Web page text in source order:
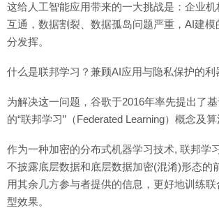
这给人工智能应用带来的一大挑战是：企业
互通，数据割裂、数据孤岛问题严重，AI建
分发挥。
什么是联邦学习？兼顾AI应用与隐私保护的利
为解决这一问题，谷歌于2016年率先提出了
的“联邦学习”（Federated Learning）概念及算
作为一种加密的分布式机器学习技术, 联邦学
不披露底层数据和底层数据加密(混淆)形态的
用其余几方参与者提供的信息，更好地训练
型效果。